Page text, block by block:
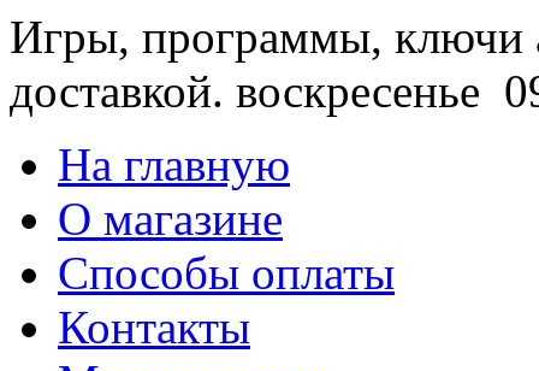
Игры, программы, ключи
доставкой. воскресенье
На главную
О магазине
Способы оплаты
Контакты